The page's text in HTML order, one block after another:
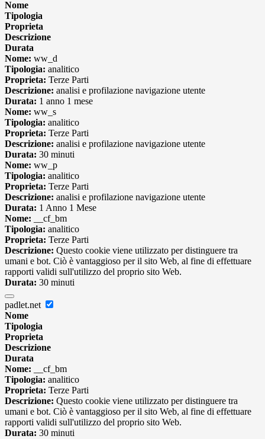
Nome
Tipologia
Proprieta
Descrizione
Durata
Nome: ww_d
Tipologia: analitico
Proprieta: Terze Parti
Descrizione: analisi e profilazione navigazione utente
Durata: 1 anno 1 mese
Nome: ww_s
Tipologia: analitico
Proprieta: Terze Parti
Descrizione: analisi e profilazione navigazione utente
Durata: 30 minuti
Nome: ww_p
Tipologia: analitico
Proprieta: Terze Parti
Descrizione: analisi e profilazione navigazione utente
Durata: 1 Anno 1 Mese
Nome: __cf_bm
Tipologia: analitico
Proprieta: Terze Parti
Descrizione: Questo cookie viene utilizzato per distinguere tra
umani e bot. Ciò è vantaggioso per il sito Web, al fine di effettuare
rapporti validi sull'utilizzo del proprio sito Web.
Durata: 30 minuti
padlet.net
Nome
Tipologia
Proprieta
Descrizione
Durata
Nome: __cf_bm
Tipologia: analitico
Proprieta: Terze Parti
Descrizione: Questo cookie viene utilizzato per distinguere tra
umani e bot. Ciò è vantaggioso per il sito Web, al fine di effettuare
rapporti validi sull'utilizzo del proprio sito Web.
Durata: 30 minuti